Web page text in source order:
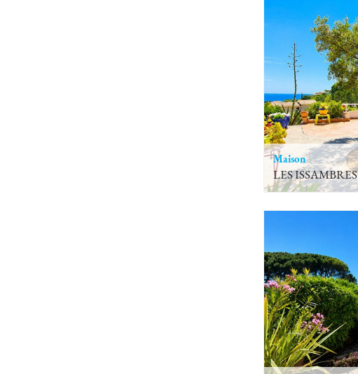
Maison
LES ISSAMBRES